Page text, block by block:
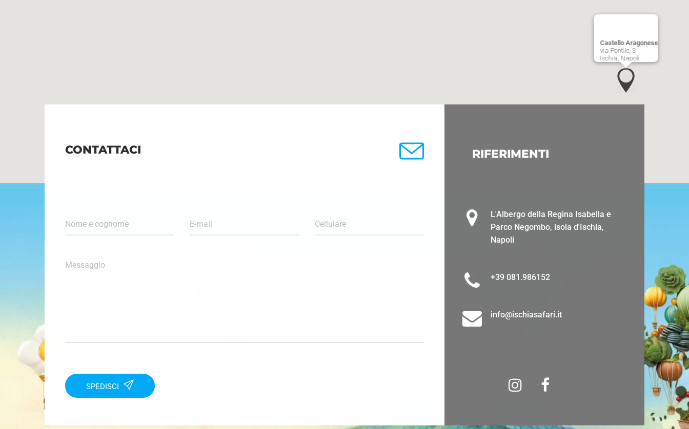
Castello Aragonese
via Pontile, 3
Ischia, Napoli
CONTATTACI
Nome e cognome E-mail Cellulare
Messaggio
SPEDISCI
RIFERIMENTI
L'Albergo della Regina Isabella e
Parco Negombo, isola d'Ischia,
Napoli
+39 081.986152
info@ischiasafari.it